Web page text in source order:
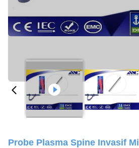
Probe Plasma Spine Invasif